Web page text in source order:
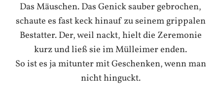
Das Mäuschen. Das Genick sauber gebrochen,
schaute es fast keck hinauf zu seinem grippalen
Bestatter. Der, weil nackt, hielt die Zeremonie
kurz und ließ sie im Mülleimer enden.
So ist es ja mitunter mit Geschenken, wenn man
nicht hinguckt.